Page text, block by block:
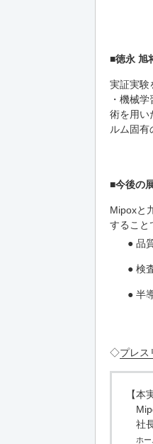
■徳永 旭
実証実験
・機械
術を用い
ルム固有
■今後の
Mipoxと
すること
● 品
● 検
● 半
◇プレス
【本
社
ホ